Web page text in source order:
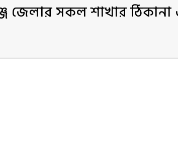
জেলার সকল শাখার ঠিকানা